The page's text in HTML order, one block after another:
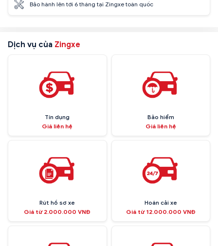
Bảo hành lên tới 6 tháng tại Zingxe toàn quốc
Dịch vụ của Zingxe
Tín dụng
Giá liên hệ
Bảo hiểm
Giá liên hệ
Rút hồ sơ xe
Giá từ 2.000.000 VNĐ
Hoán cải xe
Giá từ 12.000.000 VNĐ